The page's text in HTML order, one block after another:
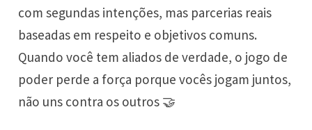
com segundas intenções, mas parcerias reais
baseadas em respeito e objetivos comuns.
Quando você tem aliados de verdade, o jogo de
poder perde a força porque vocês jogam juntos,
não uns contra os outros 🤝